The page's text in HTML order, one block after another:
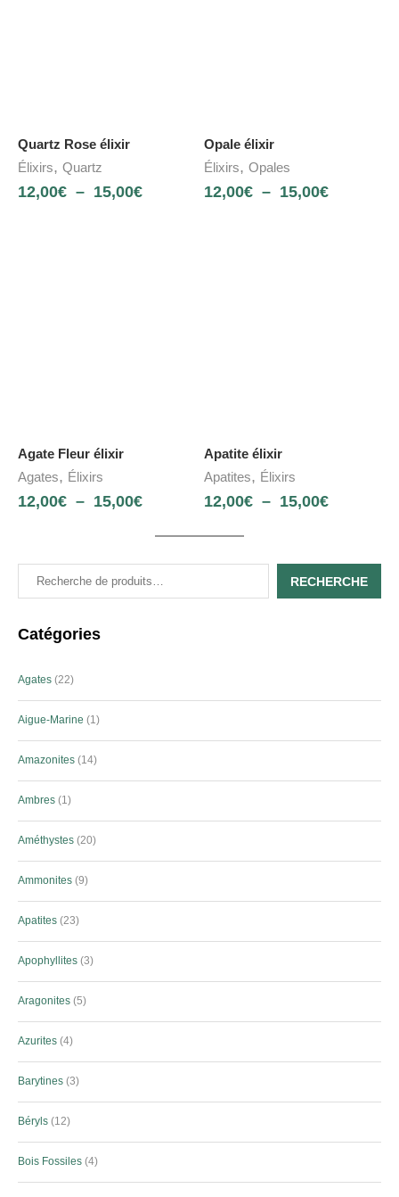
Quartz Rose élixir
Élixirs, Quartz
12,00€ – 15,00€
Opale élixir
Élixirs, Opales
12,00€ – 15,00€
Agate Fleur élixir
Agates, Élixirs
12,00€ – 15,00€
Apatite élixir
Apatites, Élixirs
12,00€ – 15,00€
RECHERCHE
Catégories
Agates 22
Aigue-Marine 1
Amazonites 14
Ambres 1
Améthystes 20
Ammonites 9
Apatites 23
Apophyllites 3
Aragonites 5
Azurites 4
Barytines 3
Béryls 12
Bois Fossiles 4